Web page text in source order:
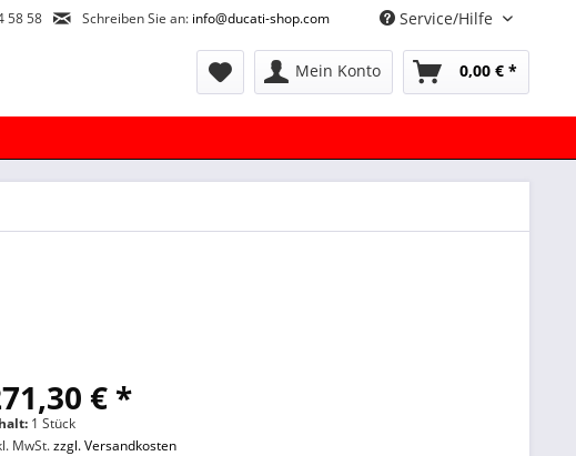
Service/Hilfe
58 58 Schreiben Sie an: info@ducati-shop.com
Mein Konto 0,00 € *
€ *
1 Stück
MwSt.zzgl. Versandkosten